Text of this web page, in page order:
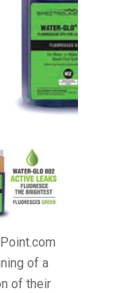
of a
of their